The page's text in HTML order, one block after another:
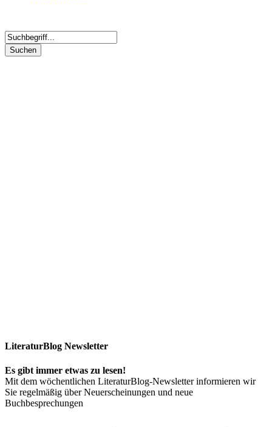
LiteraturBlog Newsletter
Es gibt immer etwas zu lesen!
Mit dem wöchentlichen LiteraturBlog-Newsletter informieren wir
Sie regelmäßig über Neuerscheinungen und neue
Buchbesprechungen